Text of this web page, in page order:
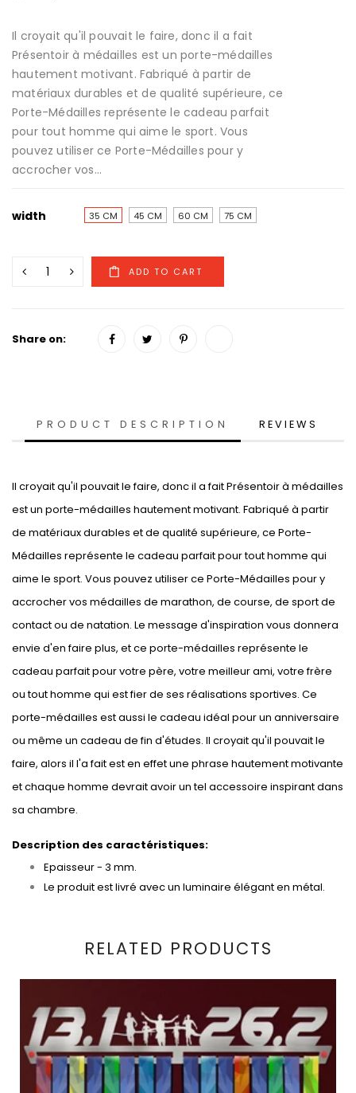
Il croyait qu'il pouvait le faire, donc il a fait
Présentoir à médailles est un porte-médailles
hautement motivant. Fabriqué à partir de
matériaux durables et de qualité supérieure, ce
Porte-Médailles représente le cadeau parfait
pour tout homme qui aime le sport. Vous
pouvez utiliser ce Porte-Médailles pour y
accrocher vos...
width 35 CM 45 CM 60 CM 75 CM
Share on:
PRODUCT DESCRIPTION REVIEWS
Il croyait qu'il pouvait le faire, donc il a fait Présentoir à médailles
est un porte-médailles hautement motivant. Fabriqué à partir
de matériaux durables et de qualité supérieure, ce Porte-
Médailles représente le cadeau parfait pour tout homme qui
aime le sport. Vous pouvez utiliser ce Porte-Médailles pour y
accrocher vos médailles de marathon, de course, de sport de
contact ou de natation. Le message d'inspiration vous donnera
envie d'en faire plus, et ce porte-médailles représente le
cadeau parfait pour votre père, votre meilleur ami, votre frère
ou tout homme qui est fier de ses réalisations sportives. Ce
porte-médailles est aussi le cadeau idéal pour un anniversaire
ou même un cadeau de fin d'études. Il croyait qu'il pouvait le
faire, alors il l'a fait est en effet une phrase hautement motivante
et chaque homme devrait avoir un tel accessoire inspirant dans
sa chambre.
Description des caractéristiques:
Epaisseur - 3 mm.
Le produit est livré avec un luminaire élégant en métal.
RELATED PRODUCTS